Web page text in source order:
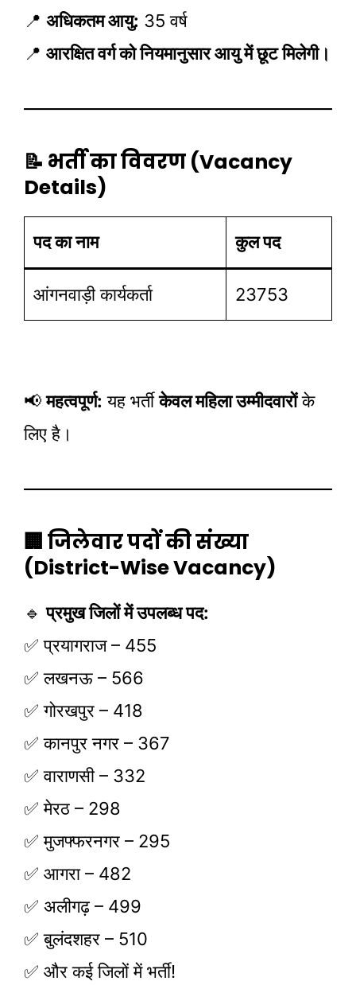
📍 अधिकतम आयु: 35 वर्ष
📍 आरक्षित वर्ग को नियमानुसार आयु में छूट मिलेगी।
📝 भर्ती का विवरण (Vacancy
Details)
पद का नाम कुल पद
आंगनवाड़ी कार्यकर्ता 23753
📢महत्वपूर्ण: यह भर्तीकेवल महिला उम्मीदवारोंके
लिए है।
🏢 जिलेवार पदों की संख्या
(District-Wise Vacancy)
🔹प्रमुख जिलों में उपलब्ध पद:
✅ प्रयागराज – 455
✅ लखनऊ – 566
✅ गोरखपुर – 418
✅ कानपुर नगर – 367
✅ वाराणसी – 332
✅ मेरठ – 298
✅ मुजफ्फरनगर – 295
✅ आगरा – 482
✅ अलीगढ़ – 499
✅ बुलंदशहर – 510
✅ और कई जिलों में भर्ती!